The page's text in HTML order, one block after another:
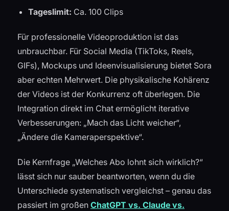
Tageslimit: Ca. 100 Clips
Für professionelle Videoproduktion ist das
unbrauchbar. Für Social Media (TikToks, Reels,
GIFs), Mockups und Ideenvisualisierung bietet Sora
aber echten Mehrwert. Die physikalische Kohärenz
der Videos ist der Konkurrenz oft überlegen. Die
Integration direkt im Chat ermöglicht iterative
Verbesserungen: „Mach das Licht weicher“,
„Ändere die Kameraperspektive“.
Die Kernfrage „Welches Abo lohnt sich wirklich?“
lässt sich nur sauber beantworten, wenn du die
Unterschiede systematisch vergleichst – genau das
passiert im großen ChatGPT vs. Claude vs.